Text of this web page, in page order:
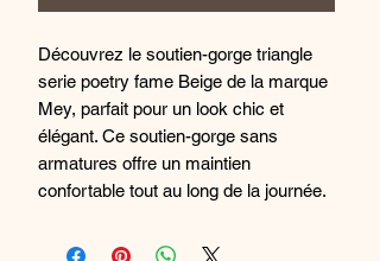
Découvrez le soutien-gorge triangle
serie poetry fame Beige de la marque
Mey, parfait pour un look chic et
élégant. Ce soutien-gorge sans
armatures offre un maintien
confortable tout au long de la journée.
dentelle lui donnent une touche